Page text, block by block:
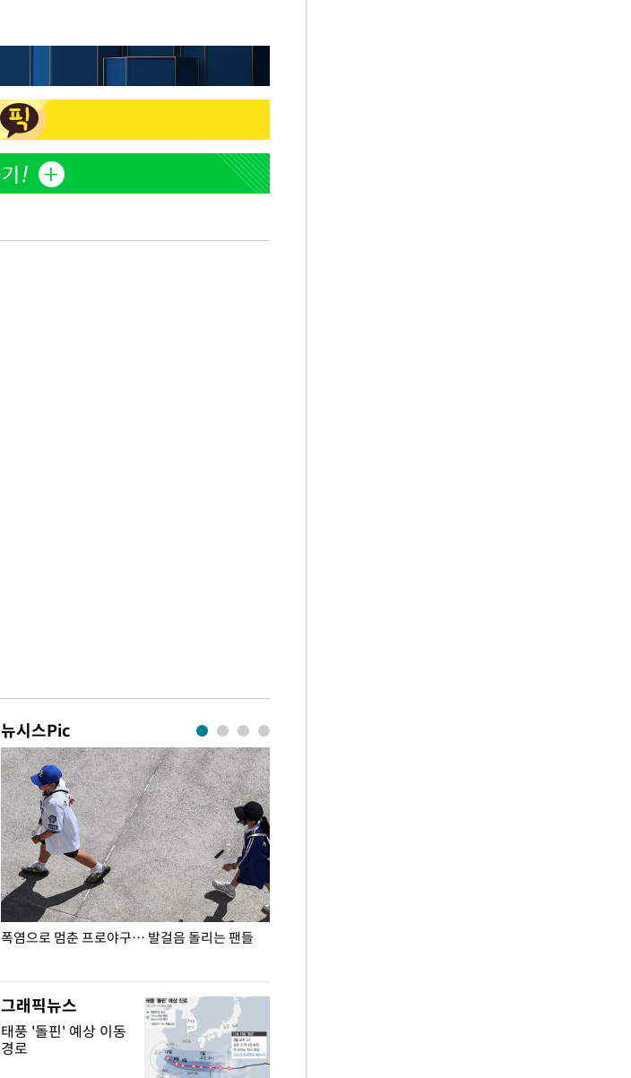
뉴시스Pic
폭염으로 멈춘 프로야구… 발걸음 돌리는 팬들
그래픽뉴스
태풍 '돌핀' 예상 이동
경로